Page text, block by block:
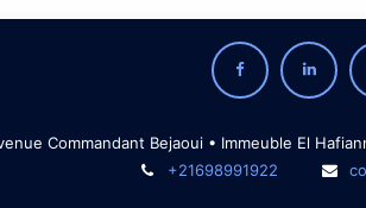
Commandant Bejaoui • Immeuble El
+21698991922